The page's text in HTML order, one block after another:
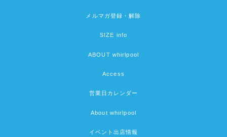
メルマガ登録・解除
SIZE info
ABOUT whirlpool
Access
営業日カレンダー
About whirlpool
イベント出店情報